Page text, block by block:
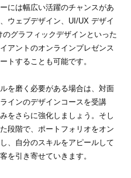
には幅広い活躍のチャンスがあ
ウェブデザイン、UI/UX デザイ
のグラフィックデザインといった
アントのオンラインプレゼンス
トすることも可能です。
を磨く必要がある場合は、対面
インのデザインコースを受講
をさらに強化しましょう。そし
段階で、ポートフォリオをオン
、自分のスキルをアピールして
を引き寄せていきます。